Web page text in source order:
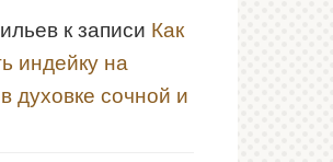
к записи Как
индейку на
духовке сочной и